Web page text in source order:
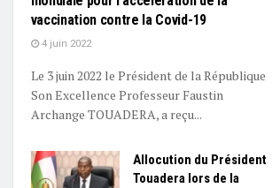
vaccination contre la Covid-19
4 juin 2022
Le 3 juin 2022 le Président de la République
Son Excellence Professeur Faustin
Archange TOUADERA, a reçu...
Allocution du Président
Touadera lors de la